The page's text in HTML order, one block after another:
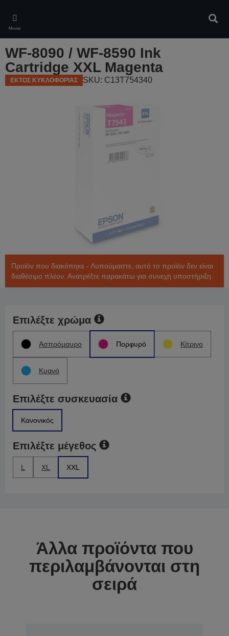
main
content
Μενού
WF-8090 / WF-8590 Ink
Cartridge XXL Magenta
ΕΚΤΟΣ ΚΥΚΛΟΦΟΡΙΑΣ SKU: C13T754340
Προϊόν που διακόπηκε - Λυπούμαστε, αυτό το προϊόν δεν είναι
διαθέσιμο πλέον. Ανατρέξτε παρακάτω για συνεχή υποστήριξη.
Επιλέξτε χρώμα
Ασπρόμαυρο Πορφυρό Κίτρινο
Κυανό
Επιλέξτε συσκευασία
Κανονικός
Επιλέξτε μέγεθος
L XL XXL
Άλλα προϊόντα που
περιλαμβάνονται στη
σειρά